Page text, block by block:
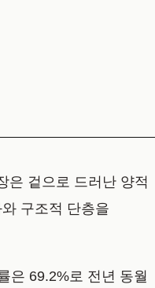
은 겉으로 드러난 양적
구조적 단층을
은 69.2%로 전년 동월